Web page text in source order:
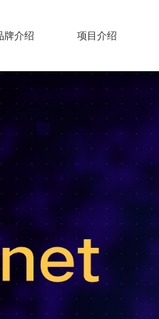
牌介绍 项目介绍